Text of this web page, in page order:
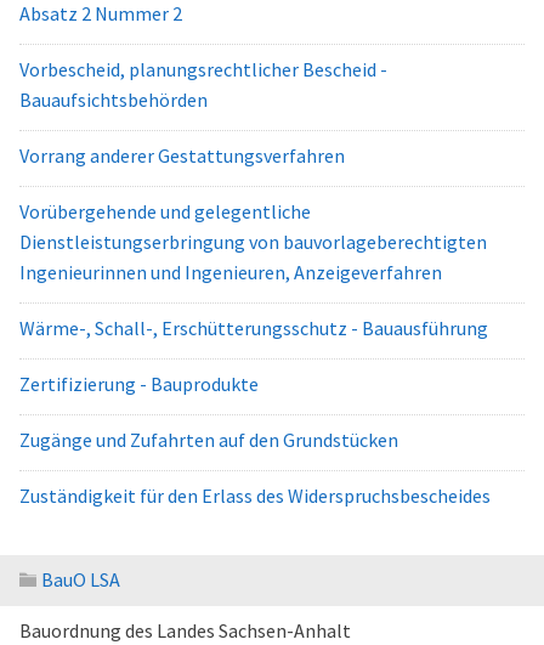
Absatz 2 Nummer 2
Vorbescheid, planungsrechtlicher Bescheid -
Bauaufsichtsbehörden
Vorrang anderer Gestattungsverfahren
Vorübergehende und gelegentliche
Dienstleistungserbringung von bauvorlageberechtigten
Ingenieurinnen und Ingenieuren, Anzeigeverfahren
Wärme-, Schall-, Erschütterungsschutz - Bauausführung
Zertifizierung - Bauprodukte
Zugänge und Zufahrten auf den Grundstücken
Zuständigkeit für den Erlass des Widerspruchsbescheides
BauO LSA
Bauordnung des Landes Sachsen-Anhalt